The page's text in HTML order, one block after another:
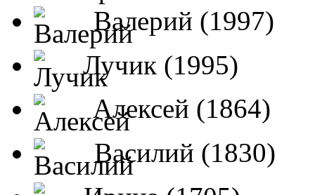
Валерий (1997)
Лучик (1995)
Алексей (1864)
Василий (1830)